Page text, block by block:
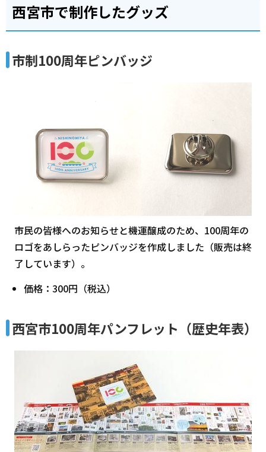
西宮市で制作したグッズ
市制100周年ピンバッジ
市民の皆様へのお知らせと機運醸成のため、100周年の
ロゴをあしらったピンバッジを作成しました（販売は終
了しています）。
価格：300円（税込）
西宮市100周年パンフレット（歴史年表）